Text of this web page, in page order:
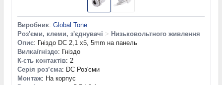
Виробник: Global Tone
Роз'єми, клеми, з'єднувачі > Низьковольтного живлення
Опис: Гніздо DC 2,1 x5, 5mm на панель
Вилка/гніздо: Гніздо
К-сть контактів: 2
Серія роз’єма: DC Роз'єми
Монтаж: На корпус